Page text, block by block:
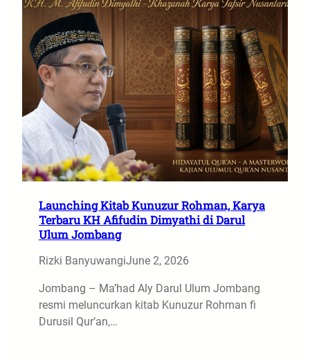
Launching Kitab Kunuzur Rohman, Karya
Terbaru KH Afifudin Dimyathi di Darul
Ulum Jombang
Rizki BanyuwangiJune 2, 2026
Jombang – Ma’had Aly Darul Ulum Jombang
resmi meluncurkan kitab Kunuzur Rohman fi
Durusil Qur’an,…